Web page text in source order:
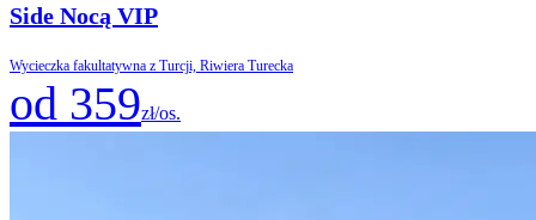
Side Nocą VIP
Wycieczka fakultatywna z Turcji, Riwiera Turecka
od 359zł/os.